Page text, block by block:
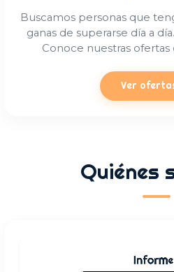
Buscamos personas que
ganas de superarse día a
Conoce nuestras
Ver
Quiénes